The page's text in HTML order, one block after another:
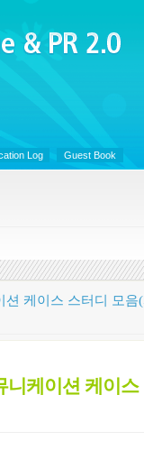
&
Log Guest Book
션 케이스 스터디 모음
케이션 케이